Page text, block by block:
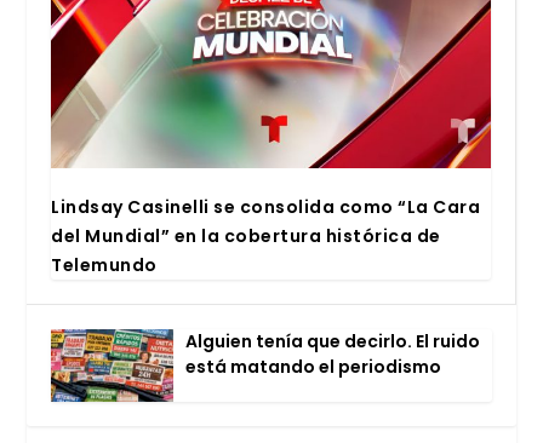
Lind­say Casi­ne­lli se con­so­li­da como “La Cara
del Mun­dial” en la cober­tu­ra his­tó­ri­ca de
Tele­mun­do
Alguien tenía que decir­lo. El rui­do
está matan­do el perio­dis­mo